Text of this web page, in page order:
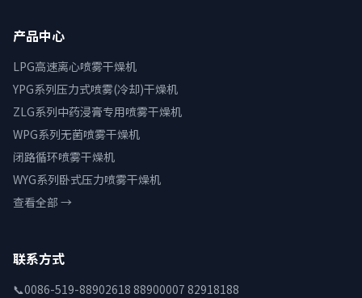
产品中心
LPG高速离心喷雾干燥机
YPG系列压力式喷雾(冷却)干燥机
ZLG系列中药浸膏专用喷雾干燥机
WPG系列无菌喷雾干燥机
闭路循环喷雾干燥机
WYG系列卧式压力喷雾干燥机
查看全部 →
联系方式
📞0086-519-88902618 88900007 82918188